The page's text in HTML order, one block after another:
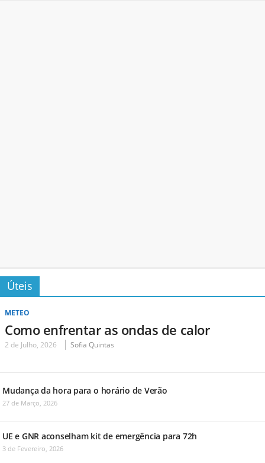
Úteis
METEO
Como enfrentar as ondas de calor
2 de Julho, 2026 Sofia Quintas
Mudança da hora para o horário de Verão
27 de Março, 2026
UE e GNR aconselham kit de emergência para 72h
3 de Fevereiro, 2026